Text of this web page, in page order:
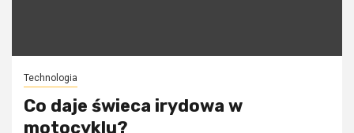
Technologia
Co daje świeca irydowa w
motocyklu?